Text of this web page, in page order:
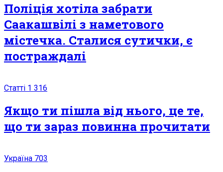
Поліція хотіла забрати
Саакашвілі з наметового
містечка. Сталися сутички, є
постраждалі
Статті 1 316
Якщо ти пішла від нього, це те,
що ти зараз повинна прочитати
Україна 703